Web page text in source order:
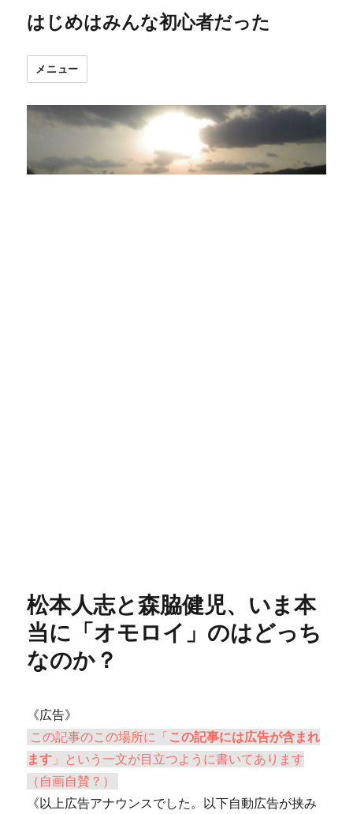
はじめはみんな初心者だった
メニュー
松本人志と森脇健児、いま本
当に「オモロイ」のはどっち
なのか？
《広告》
この記事のこの場所に「 この記事には広告が含まれ
ます 」という一文が目立つように書いてあります
（自画自賛？）
《以上広告アナウンスでした。以下自動広告が挟み